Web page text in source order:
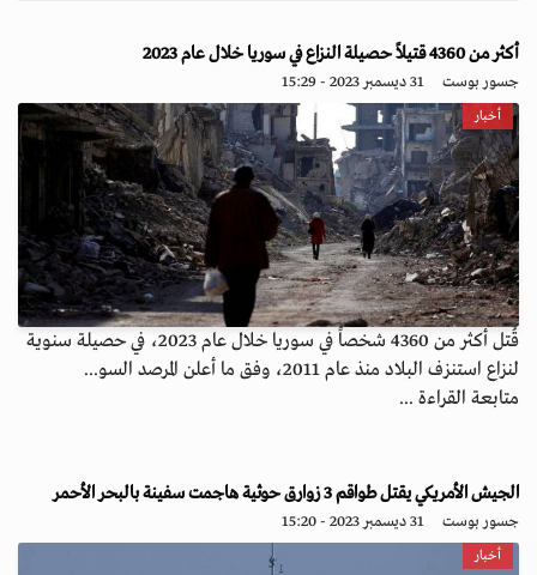
أكثر من 4360 قتيلاً حصيلة النزاع في سوريا خلال عام 2023
جسور بوست 31 ديسمبر 2023 - 15:29
أخبار
قُتل أكثر من 4360 شخصاً في سوريا خلال عام 2023، في حصيلة سنوية
لنزاع استنزف البلاد منذ عام 2011، وفق ما أعلن المرصد السو...
متابعة القراءة ...
الجيش الأمريكي يقتل طواقم 3 زوارق حوثية هاجمت سفينة بالبحر الأحمر
جسور بوست 31 ديسمبر 2023 - 15:20
أخبار